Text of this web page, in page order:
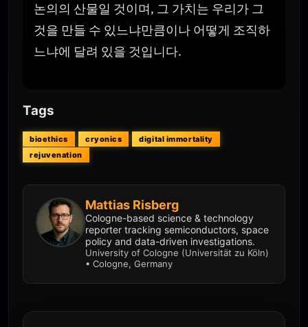
논의의 산물일 것이며, 그 가치는 우리가 그
것을 만들 수 있느냐만큼이나 어떻게 조직하
느냐에 달려 있을 것입니다.
Tags
bioethics cryonics
digital immortality
rejuvenation
Mattias Risberg
Cologne-based science & technology
reporter tracking semiconductors, space
policy and data-driven investigations.
University of Cologne (Universität zu Köln)
• Cologne, Germany